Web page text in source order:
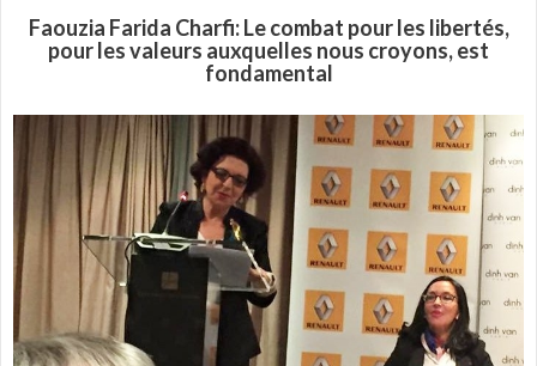
Faouzia Farida Charfi: Le combat pour les libertés,
pour les valeurs auxquelles nous croyons, est
fondamental